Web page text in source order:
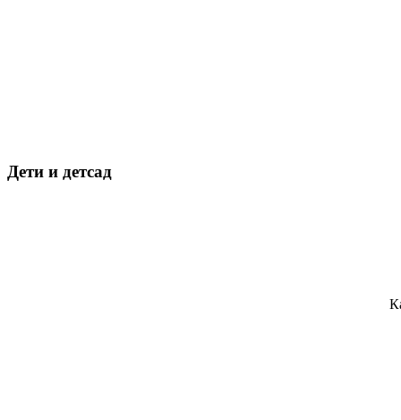
Дети и детсад